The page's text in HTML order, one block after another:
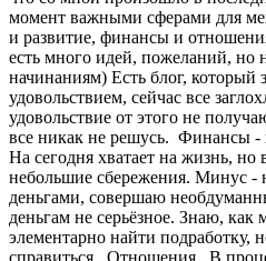
момент важными сферами для
и развитие, финансы и
есть много идей, пожеланий, но
начинаниям) Есть блог, который
удовольствием, сейчас все
удовольствие от этого не
все никак не решусь. Финансы -
На сегодня хватает на жизнь, но
небольшие сбережения. Минус -
деньгами, совершаю
деньгам не серьёзное. Знаю, как
элементарно найти подработку,
справиться. Отношения. В